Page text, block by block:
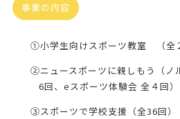
事業の内容
①小学生向けスポーツ教室 （全
②ニュースポーツに親しもう（ノ
6回、eスポーツ体験会 全４回）
③スポーツで学校支援（全36回）